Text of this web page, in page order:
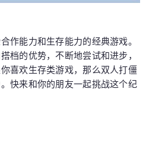
作能力和生存能力的经典游戏。
档的优势，不断地尝试和进步，
喜欢生存类游戏，那么双人打僵
快来和你的朋友一起挑战这个纪